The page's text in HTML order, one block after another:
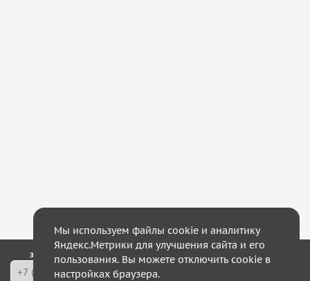
Закажите обратный звонок — в течение 10 минут мы с Вами свяжемся!
Мы используем файлы cookie и аналитику
Яндекс.Метрики для улучшения сайта и его
пользования. Вы можете отключить cookie в
настройках браузера.